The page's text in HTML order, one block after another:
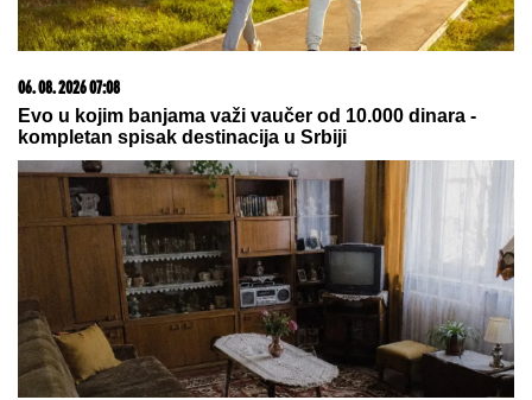
EVO SA KIM MILICA UŽIVA NA ADI BOJANI NAKON
SVAĐE SA TERZOM NA PLAŽINjega zna cela Srbija: